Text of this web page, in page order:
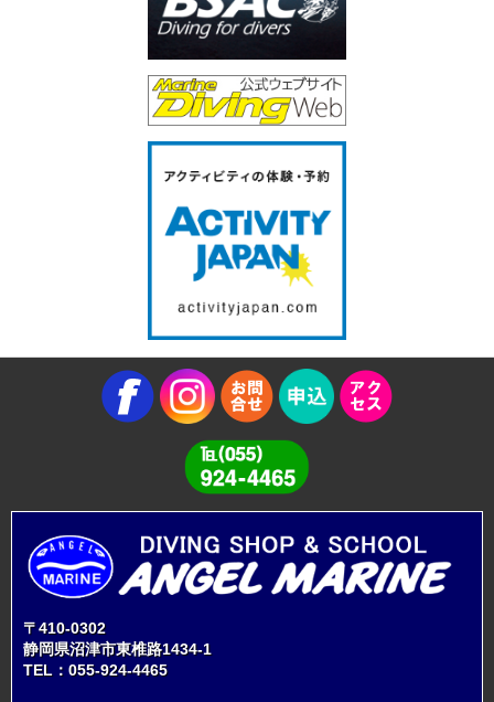
〒410-0302
静岡県沼津市東椎路1434-1
TEL： 055-924-4465